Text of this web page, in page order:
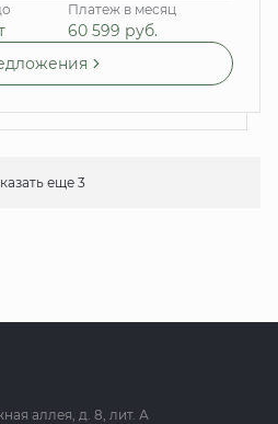
Платеж в месяц
60 599 руб.
еще 3
аллея, д. 8, лит. А